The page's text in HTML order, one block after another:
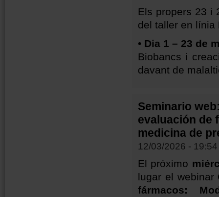
Els propers 23 i
del taller en línia
• Dia 1 – 23 de
Biobancs i
davant de
Seminario
evaluación de
medicina de
12/03/2026 - 19:54
El próximo
lugar el webinar
fármacos: